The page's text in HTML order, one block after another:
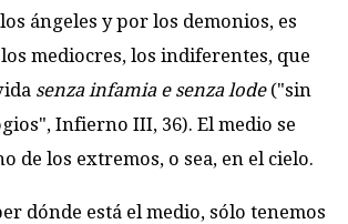
ángeles y por los demonios, es
mediocres, los indiferentes, que
senza infamia e senza lode ("sin
Infierno III, 36). El medio se
de los extremos, o sea, en el cielo.
dónde está el medio, sólo tenemos